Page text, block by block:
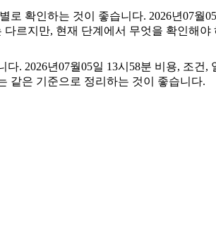
확인하는 것이 좋습니다. 2026년07월
르지만, 현재 단계에서 무엇을 확인해
. 2026년07월05일 13시58분 비용, 조건
같은 기준으로 정리하는 것이 좋습니다.